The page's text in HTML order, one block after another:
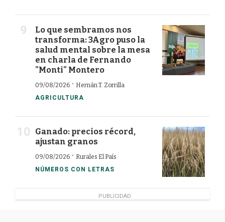
Lo que sembramos nos
transforma: 3Agro puso la
salud mental sobre la mesa
en charla de Fernando
"Monti" Montero
09/08/2026 · Hernán T. Zorrilla
AGRICULTURA
Ganado: precios récord,
ajustan granos
09/08/2026 · Rurales El País
NÚMEROS CON LETRAS
PUBLICIDAD